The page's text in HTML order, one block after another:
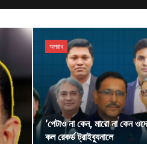
অপরাধ
‘পেটাও না কেন, মারো না কেন
কল রেকর্ড ট্রাইব্যুনালে